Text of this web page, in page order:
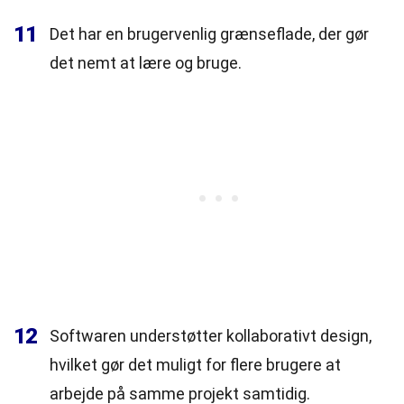
11
Det har en brugervenlig grænseflade, der gør
det nemt at lære og bruge.
12
Softwaren understøtter kollaborativt design,
hvilket gør det muligt for flere brugere at
arbejde på samme projekt samtidig.